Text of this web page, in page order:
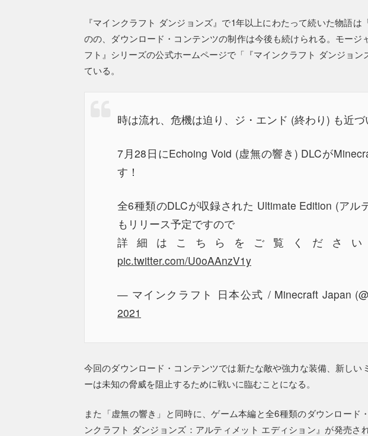
『マインクラフト ダンジョンズ』で1年以上にわたって続いた物語
のの、ダウンロード・コンテンツの制作は今後も続けられる。モージ
フト』シリーズの公式ホームページで「『マインクラフト ダンジョ
ている。
時は流れ、危機は迫り、ジ・エンド (終わり) も近
7月28日にEchoing Void (虚無の響き) DLCが
す！
全6種類のDLCが収録された Ultimate Edition (アル
もリリース予定ですので
詳細はこちらをご覧ください
pic.twitter.com/U0oAAnzV1y
— マインクラフト 日本公式 / Minecraft Japan
2021
今回のダウンロード・コンテンツでは新たな敵や強力な装備、新しい
ーは未知の脅威を阻止するために戦いに臨むことになる。
また「虚無の響き」と同時に、ゲーム本編と全6種類のダウンロード
ンクラフト ダンジョンズ：アルティメット エディション』が発売さ